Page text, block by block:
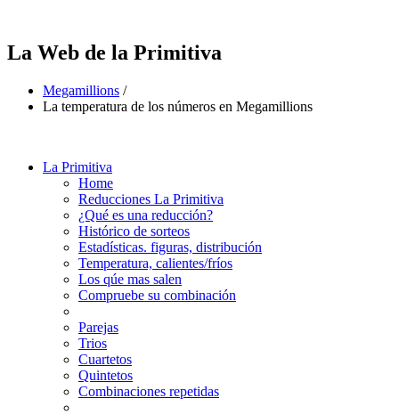
La Web de la Primitiva
Megamillions /
La temperatura de los números en Megamillions
La Primitiva
Home
Reducciones La Primitiva
¿Qué es una reducción?
Histórico de sorteos
Estadísticas. figuras, distribución
Temperatura, calientes/fríos
Los qúe mas salen
Compruebe su combinación
Parejas
Trios
Cuartetos
Quintetos
Combinaciones repetidas